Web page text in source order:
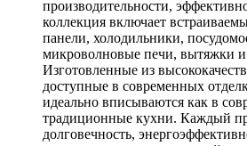
производительности,
коллекция включает
панели, холодильники,
микроволновые печи, вытяжки
Изготовленные из
доступные в современных
идеально вписываются как в
традиционные кухни. Каждый
долговечность,